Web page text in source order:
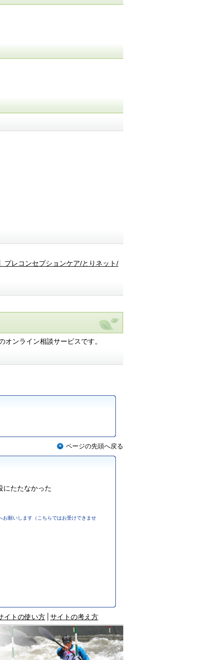
プレコンセプションケア/とりネット/
ンライン相談サービスです。
ページの先頭へ戻る
にたたなかった
お願いします（こちらではお受けできませ
イトの使い方 サイトの考え方